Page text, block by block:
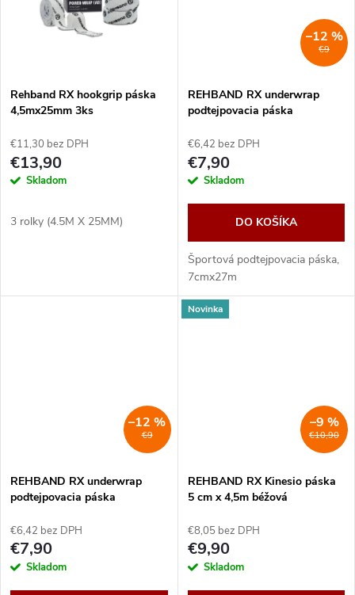
v
Rehband RX hookgrip páska
4,5mx25mm 3ks
€11,30 bez DPH
€13,90
Skladom
3 rolky (4.5M X 25MM)
€9
–12 %
REHBAND RX underwrap
podtejpovacia páska
€6,42 bez DPH
€7,90
Skladom
DO KOŠÍKA
Športová podtejpovacia páska,
7cmx27m
€9
–12 %
REHBAND RX underwrap
podtejpovacia páska
€6,42 bez DPH
€7,90
Skladom
Novinka
€10,90
–9 %
REHBAND RX Kinesio páska
5 cm x 4,5m béžová
€8,05 bez DPH
€9,90
Skladom